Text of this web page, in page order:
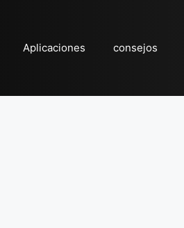
Aplicaciones consejos